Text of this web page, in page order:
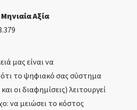
Αξία
μας είναι να
το ψηφιακό σας σύστημα
οι διαφημίσεις) λειτουργεί
να μειώσει το κόστος